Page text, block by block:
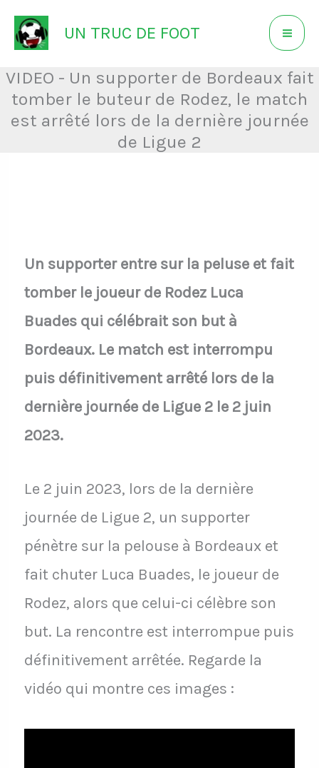
Aller
au
contenu
UN TRUC DE FOOT
VIDEO - Un supporter de Bordeaux fait
tomber le buteur de Rodez, le match
est arrêté lors de la dernière journée
de Ligue 2
Un supporter entre sur la peluse et fait
tomber le joueur de Rodez Luca
Buades qui célébrait son but à
Bordeaux. Le match est interrompu
puis définitivement arrêté lors de la
dernière journée de Ligue 2 le 2 juin
2023.
Le 2 juin 2023, lors de la dernière
journée de Ligue 2, un supporter
pénètre sur la pelouse à Bordeaux et
fait chuter Luca Buades, le joueur de
Rodez, alors que celui-ci célèbre son
but. La rencontre est interrompue puis
définitivement arrêtée. Regarde la
vidéo qui montre ces images :